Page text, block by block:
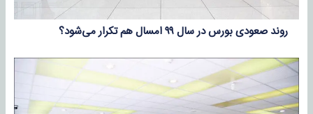
روند صعودی بورس در سال ۹۹ امسال هم تکرار می‌شود؟